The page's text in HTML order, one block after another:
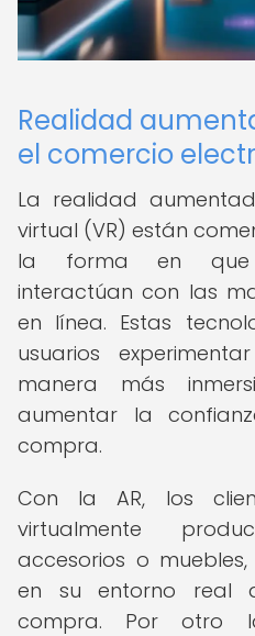
Realidad
el comercio
La realidad
virtual (VR) están
la forma en que
interactúan con las
en línea. Estas
usuarios
manera más
aumentar la
compra.
Con la AR, los
virtualmente
accesorios o
en su entorno real
compra. Por otro